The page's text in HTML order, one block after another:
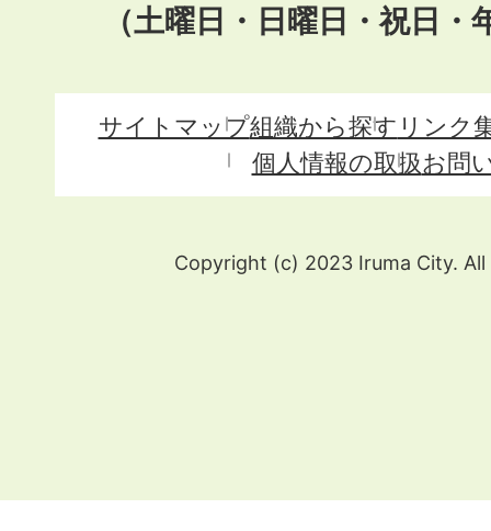
（土曜日・日曜日・祝日
サイトマップ組織から探す リンク
個人情報の取扱お問
Copyright (c) 2023 Iruma City. All